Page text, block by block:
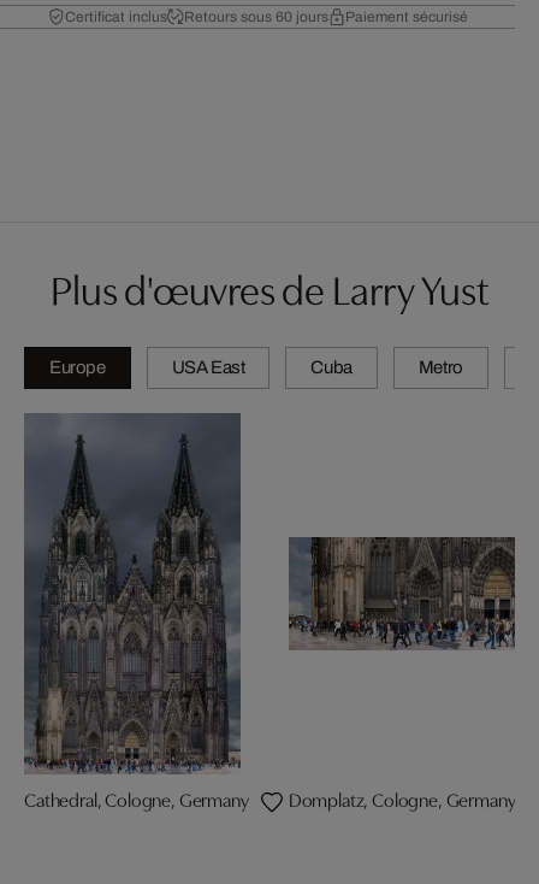
Certificat inclus Retours sous 60 jours Paiement sécurisé
Plus d'œuvres de Larry Yust
Europe USA East Cuba Metro
Cathedral, Cologne, Germany Domplatz, Cologne, Germany